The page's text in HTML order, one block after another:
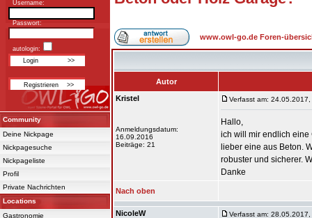
Username:
Passwort:
autologin:
Community
Deine Nickpage
Nickpagesuche
Nickpageliste
Profil
Private Nachrichten
Locations
Gastronomie
www.owl-go.de Foren-
Autor
Kristel
Anmeldungsdatum:
16.09.2016
Beiträge: 21
Verfasst am:
Hallo,
ich will mir endlich eine
lieber eine aus Beton.
robuster und sicherer.
Danke
Nach oben
NicoleW Verfasst am: